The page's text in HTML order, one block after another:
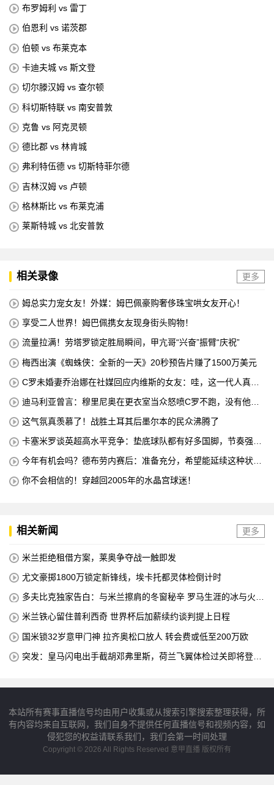
布罗姆利 vs 雷丁
伯恩利 vs 诺茨郡
伯顿 vs 布莱克本
卡迪夫城 vs 斯文登
切尔滕汉姆 vs 查尔顿
科切斯特联 vs 南安普敦
克鲁 vs 阿克灵顿
德比郡 vs 林肯城
弗利特伍德 vs 切斯特菲尔德
吉林汉姆 vs 卢顿
格林斯比 vs 布莱克浦
莱斯特城 vs 北安普敦
相关录像 更多
姆总实力宠女友！外媒：姆巴佩豪购奢侈珠宝哄女友开心！
享受二人世界！姆巴佩携女友现身街头购物！
流量拉满！劳塔罗锁定胜局瞬间，甲亢哥“兴奋”振臂“庆祝”
梅西出演《蜘蛛侠：全新的一天》20秒预告片赚了1500万美元
C罗未婚妻乔治娜在社媒回应内维斯的女友：哇，这一代人真劲
迪马利亚曾言：穆里尼奥在更衣室当众怒喷C罗不跑，没有他不
这气氛真羡慕了！战胜土耳其后墨尔本的民众沸腾了
卡塞米罗谈英超高水平竞争：垫底球队都有好多国脚，节奏强度
今年有机会吗？德布劳内赛后：准备充分，希望能延续这种状
你不会相信的！穿越回2005年的水晶宫球迷！
相关新闻 更多
米兰拒绝租借方案，莱奥争夺战一触即发
尤文豪掷1800万锁定新锋线，埃卡托都灵体检倒计时
多夫比克独家告白：与米兰擦肩的冬窗秘辛 罗马生涯的冰与火之
米兰铁心留住普利西奇 世界杯后加薪续约谈判提上日程
国米锁32岁意甲门神 拉齐奥松口放人 转会费或低至200万欧
突发：皇马闪电出手截胡邓弗里斯，荷兰飞翼体检过关即将登陆
本站所有赛事直播信号均由用户收集或从搜索引擎搜索整理获得，所
有内容均来自互联网，我们自身不提供任何直播信号和视频内容，如
侵犯您的权益请联系我们，我们会第一时间处理
Copyright © 2026 All Rights Reserved 意甲直播 版权所有